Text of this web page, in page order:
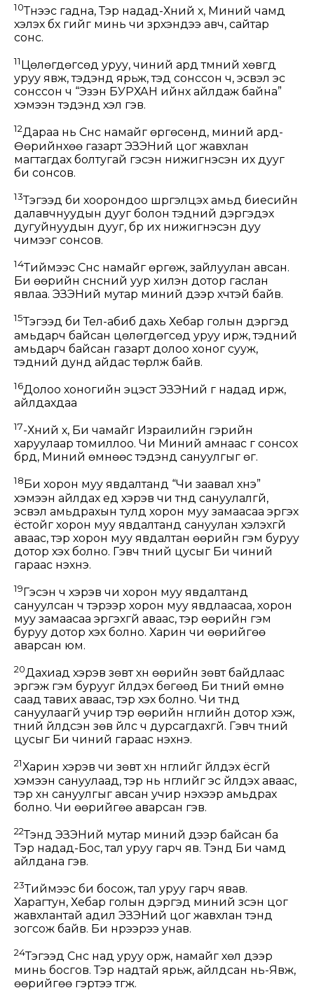
10Түүнээс гадна, Тэр надад-Хүний хүү, Миний чамд
хэлэх бүх үгийг минь чи зүрхэндээ авч, сайтар
сонс.
11 Цөлөгдөгсөд уруу, чиний ард түмний хөвгүүд
уруу явж, тэдэнд ярьж, тэд сонссон ч, эсвэл эс
сонссон ч “Эзэн БУРХАН ийнхүү айлдаж байна”
хэмээн тэдэнд хэл гэв.
12Дараа нь Сүнс намайг өргөсөнд, миний ард-
Өөрийнхөө газарт ЭЗЭНий цог жавхлан
магтагдах болтугай гэсэн нижигнэсэн их дууг
би сонсов.
13Тэгээд би хоорондоо шүргэлцэх амьд биесийн
далавчнуудын дууг болон тэдний дэргэдэх
дугуйнуудын дууг, бүр их нижигнэсэн дуу
чимээг сонсов.
14Тиймээс Сүнс намайг өргөж, зайлуулан авсан.
Би өөрийн сүнсний уур хилэн дотор гаслан
явлаа. ЭЗЭНий мутар миний дээр хүчтэй байв.
15Тэгээд би Тел-абиб дахь Хебар голын дэргэд
амьдарч байсан цөлөгдөгсөд уруу ирж, тэдний
амьдарч байсан газарт долоо хоног сууж,
тэдний дунд айдас төрүүлж байв.
16Долоо хоногийн эцэст ЭЗЭНий үг надад ирж,
айлдахдаа
17-Хүний хүү, Би чамайг Израилийн гэрийн
харуулаар томиллоо. Чи Миний амнаас үг сонсох
бүрд, Миний өмнөөс тэдэнд сануулгыг өг.
18 Би хорон муу явдалтанд “Чи заавал үхнэ”
хэмээн айлдах үед хэрэв чи түүнд сануулалгүй,
эсвэл амьдрахын тулд хорон муу замаасаа эргэх
ёстойг хорон муу явдалтанд сануулан хэлэхгүй
аваас, тэр хорон муу явдалтан өөрийн гэм буруу
дотор үхэх болно. Гэвч түүний цусыг Би чиний
гараас нэхнэ.
19Гэсэн ч хэрэв чи хорон муу явдалтанд
сануулсан ч тэрээр хорон муу явдлаасаа, хорон
муу замаасаа эргэхгүй аваас, тэр өөрийн гэм
буруу дотор үхэх болно. Харин чи өөрийгөө
аварсан юм.
20Дахиад хэрэв зөвт хүн өөрийн зөвт байдлаас
эргэж гэм бурууг үйлдэх бөгөөд Би түүний өмнө
саад тавих аваас, тэр үхэх болно. Чи түүнд
сануулаагүй учир тэр өөрийн нүглийн дотор үхэж,
түүний үйлдсэн зөв үйлс ч дурсагдахгүй. Гэвч түүний
цусыг Би чиний гараас нэхнэ.
21Харин хэрэв чи зөвт хүн нүглийг үйлдэх ёсгүй
хэмээн сануулаад, тэр нь нүглийг эс үйлдэх аваас,
тэр хүн сануулгыг авсан учир үнэхээр амьдрах
болно. Чи өөрийгөө аварсан гэв.
22Тэнд ЭЗЭНий мутар миний дээр байсан ба
Тэр надад-Бос, тал уруу гарч яв. Тэнд Би чамд
айлдана гэв.
23Тиймээс би босож, тал уруу гарч явав.
Харагтун, Хебар голын дэргэд миний үзсэн цог
жавхлантай адил ЭЗЭНий цог жавхлан тэнд
зогсож байв. Би нүүрээрээ унав.
24Тэгээд Сүнс над уруу орж, намайг хөл дээр
минь босгов. Тэр надтай ярьж, айлдсан нь-Явж,
өөрийгөө гэртээ түгж.